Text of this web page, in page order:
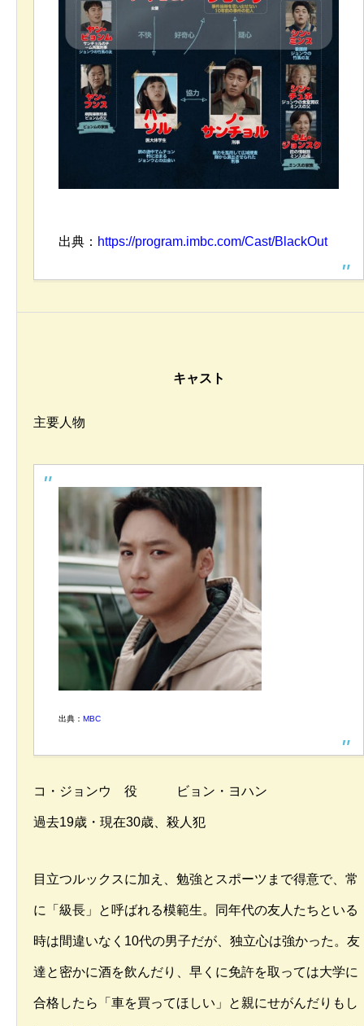
出典： https://program.imbc.com/Cast/BlackOut
キャスト
主要人物
出典： MBC
コ・ジョンウ 役 ビョン・ヨハン
過去19歳・現在30歳、殺人犯
目立つルックスに加え、勉強とスポーツまで得意で、常
に「級長」と呼ばれる模範生。同年代の友人たちといる
時は間違いなく10代の男子だが、独立心は強かった。友
達と密かに酒を飲んだり、早くに免許を取っては大学に
合格したら「車を買ってほしい」と親にせがんだりもし